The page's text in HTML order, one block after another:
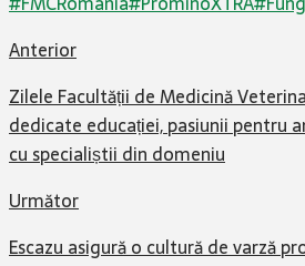
Anterior
Zilele Facultății de Medicină
dedicate educației, pasiunii pentru
cu specialiștii din domeniu
Următor
Escazu asigură o cultură de varză